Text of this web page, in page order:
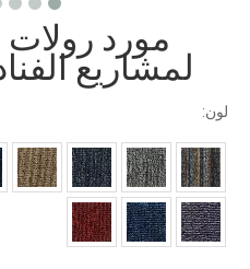
مورد رولات
لمشاريع
لون: